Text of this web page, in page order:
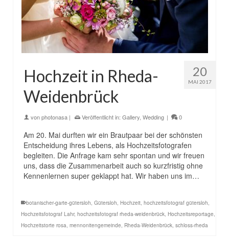
20
MAI 2017
Hochzeit in Rheda-
Weidenbrück
vonphotonasa | Veröffentlicht in: Gallery Wedding | 0
Am 20. Mai durften wir ein Brautpaar bei der schönsten
Entscheidung ihres Lebens, als Hochzeitsfotografen
begleiten. Die Anfrage kam sehr spontan und wir freuen
uns, dass die Zusammenarbeit auch so kurzfristig ohne
Kennenlernen super geklappt hat. Wir haben uns im…
botanischer-garte-gütersloh, Gütersloh, Hochzeit, hochzeitsfotograf gütersloh,
Hochzeitsfotograf Lahr, hochzeitsfotograf rheda-weidenbrück, Hochzeitsreportage,
Hochzeitstorte rosa, mennonitengemeinde, Rheda-Weidenbrück, schloss-rheda